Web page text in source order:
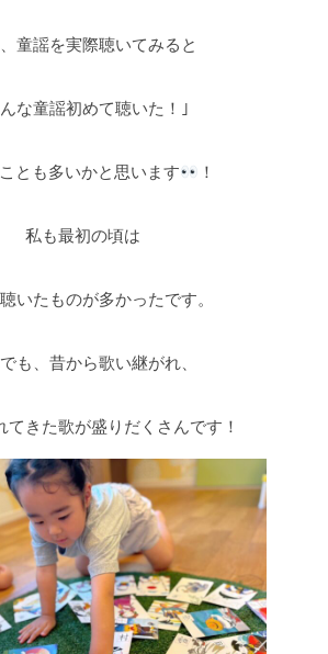
童謡を実際聴いてみると
な童謡初めて聴いた！｣
とも多いかと思います ！
私も最初の頃は
いたものが多かったです。
も、昔から歌い継がれ、
てきた歌が盛りだくさんです！